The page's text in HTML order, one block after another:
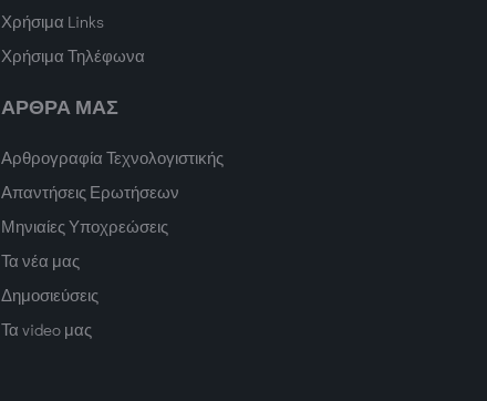
Χρήσιμα Links
Χρήσιμα Τηλέφωνα
ΑΡΘΡΑ ΜΑΣ
Αρθρογραφία Τεχνολογιστικής
Απαντήσεις Ερωτήσεων
Μηνιαίες Υποχρεώσεις
Τα νέα μας
Δημοσιεύσεις
Τα video μας